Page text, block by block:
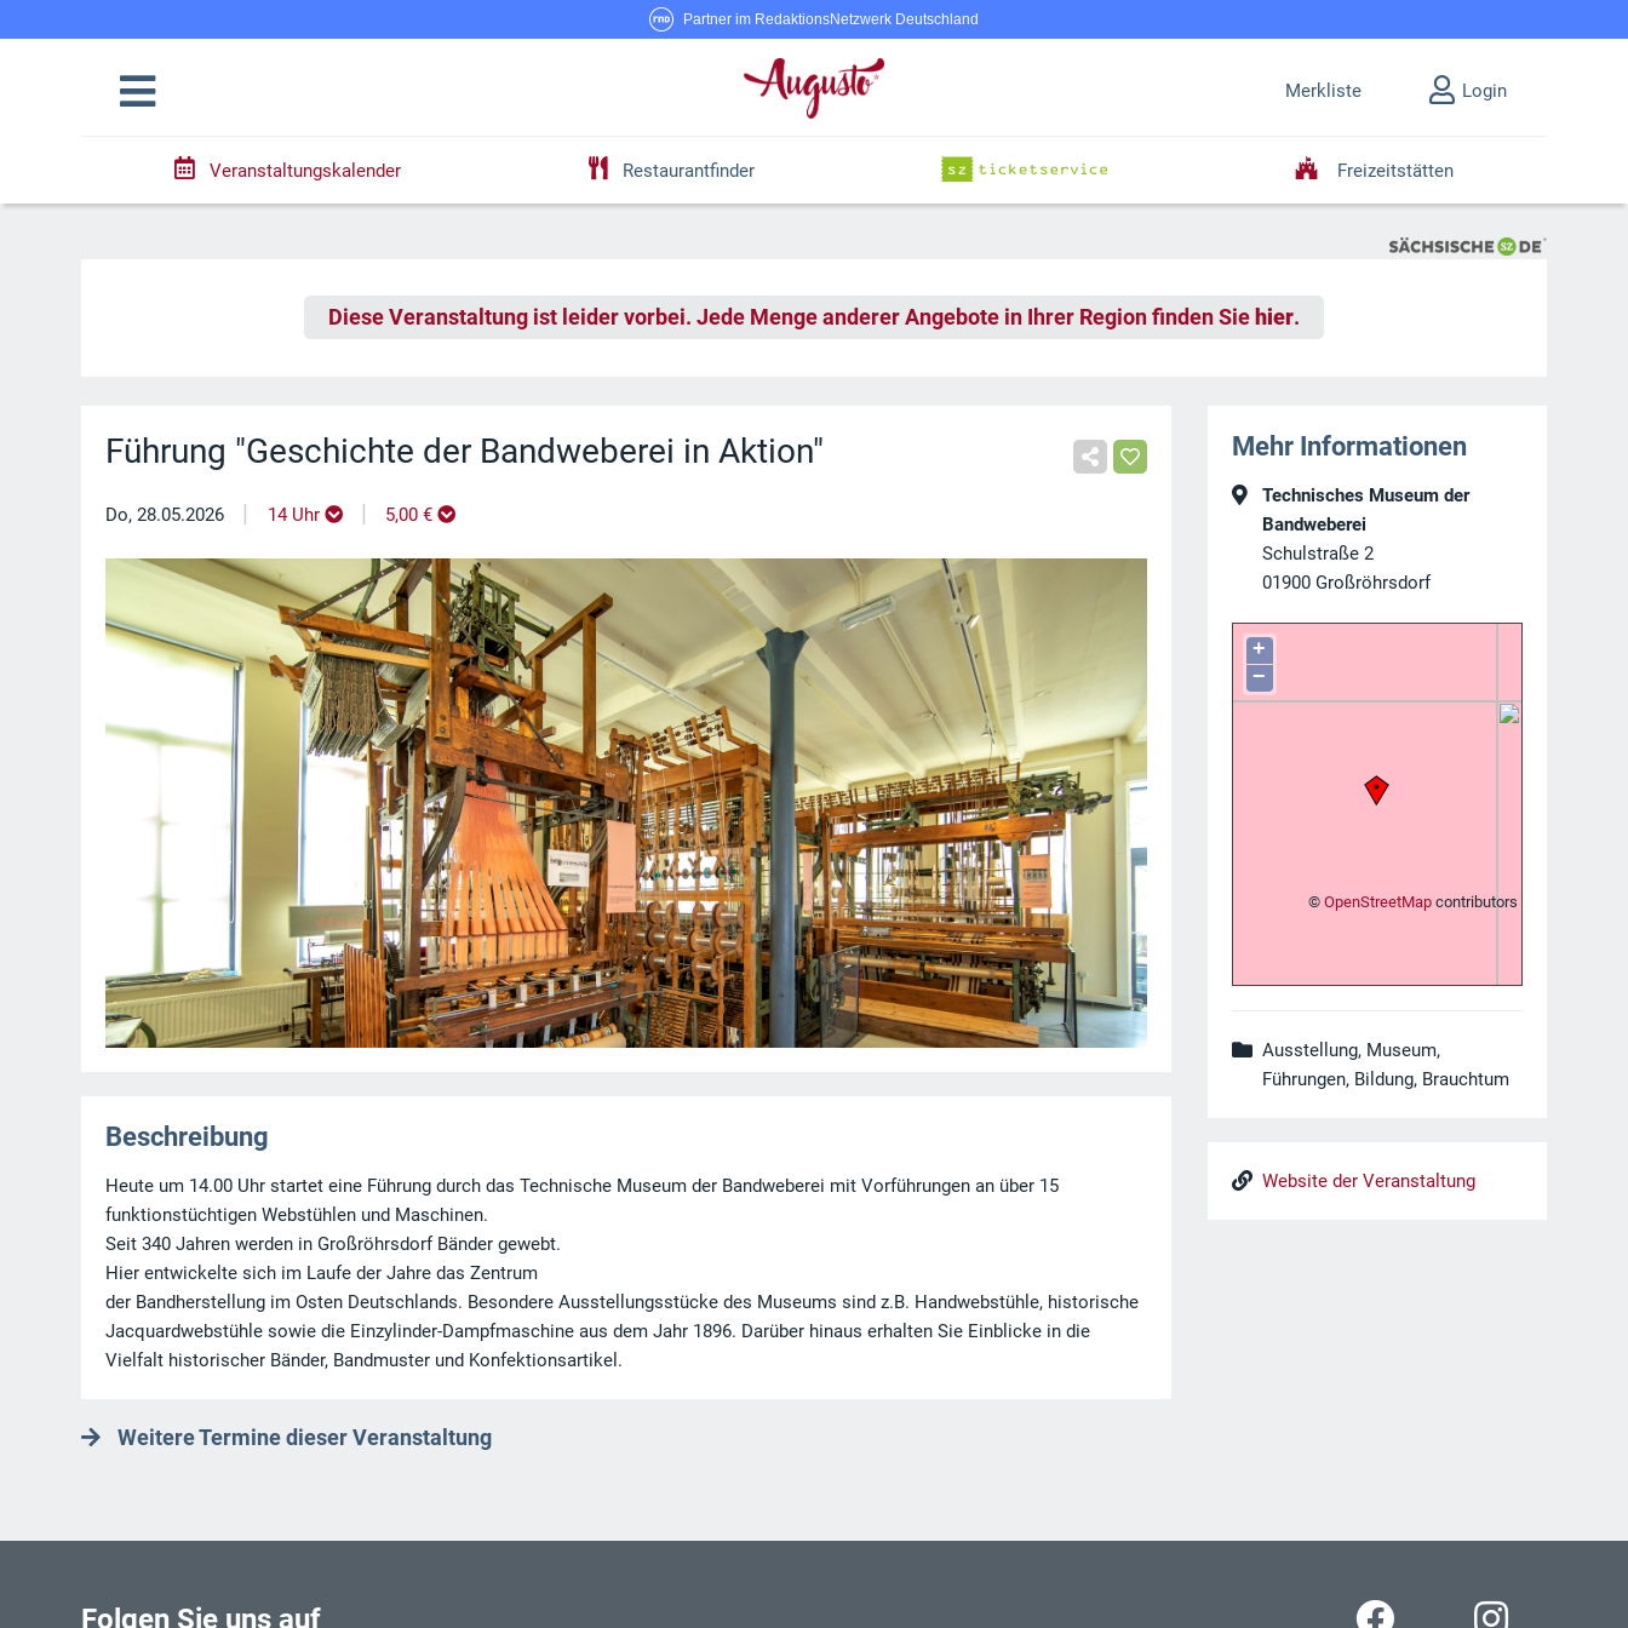
Partner im RedaktionsNetzwerk Deutschland
Merkliste Login
Veranstaltungskalender Restaurantfinder Freizeitstätten
Diese Veranstaltung ist leider vorbei. Jede Menge anderer Angebote in Ihrer Region finden Sie hier.
Führung "Geschichte der Bandweberei in Aktion"
Do, 28.05.2026 | 14 Uhr | 5,00 €
Beschreibung
Heute um 14.00 Uhr startet eine Führung durch das Technische Museum der Bandweberei mit Vorführungen an über 15
funktionstüchtigen Webstühlen und Maschinen.
Seit 340 Jahren werden in Großröhrsdorf Bänder gewebt.
Hier entwickelte sich im Laufe der Jahre das Zentrum
der Bandherstellung im Osten Deutschlands. Besondere Ausstellungsstücke des Museums sind z.B. Handwebstühle, historische
Jacquardwebstühle sowie die Einzylinder-Dampfmaschine aus dem Jahr 1896. Darüber hinaus erhalten Sie Einblicke in die
Vielfalt historischer Bänder, Bandmuster und Konfektionsartikel.
Weitere Termine dieser Veranstaltung
Mehr Informationen
Technisches Museum der
Bandweberei
Schulstraße 2
01900 Großröhrsdorf
+
−
© OpenStreetMapcontributors
Ausstellung, Museum,
Führungen, Bildung, Brauchtum
Website der Veranstaltung
Folgen Sie uns auf